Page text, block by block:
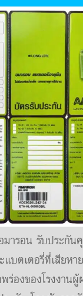
มารอน รับประกั
แบตเตอรี่ที่เสียหา
ร่องของโรงงาน